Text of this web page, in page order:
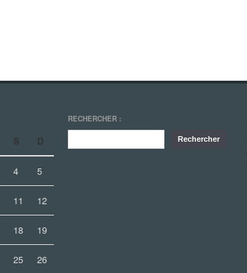
S D
4 5
11 12
18 19
25 26
RECHERCHER :